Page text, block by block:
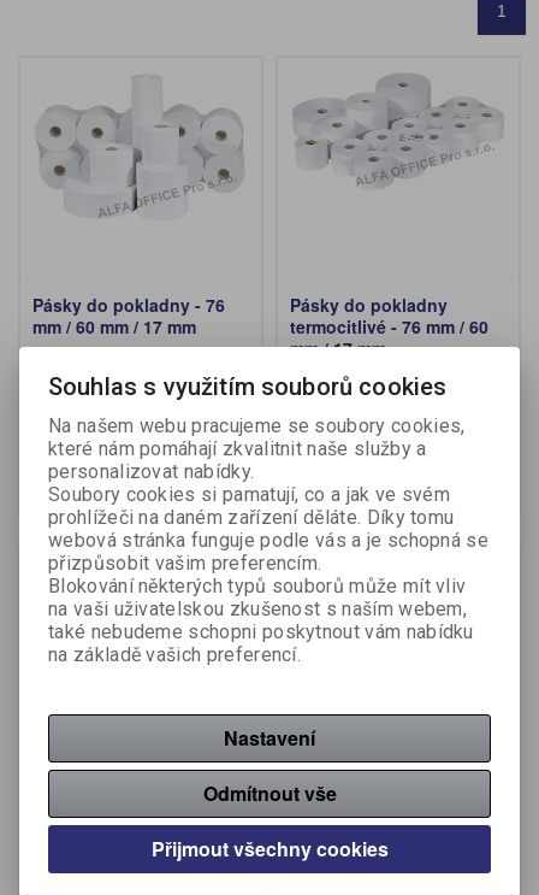
1
Pásky do pokladny - 76
mm / 60 mm / 17 mm
Katalogové číslo:
111720
Počet v balení:10 ks
17,60 Kč (bez DPH:)
Koupit
Pásky do pokladny
termocitlivé - 76 mm / 60
mm / 17 mm
Katalogové číslo:
Počet v balení:10 ks
24,50 Kč (bez DPH:)
termocitlivé - 80 mm / 70
Katalogové číslo:
111670
Pásky do pokladny
termocitlivé - 80 mm / 80
mm / 12 mm
Katalogové číslo:
Souhlas s využitím souborů cookies
Na našem webu pracujeme se soubory cookies,
které nám pomáhají zkvalitnit naše služby a
personalizovat nabídky.
Soubory cookies si pamatují, co a jak ve svém
prohlížeči na daném zařízení děláte. Díky tomu
webová stránka funguje podle vás a je schopná se
přizpůsobit vašim preferencím.
Blokování některých typů souborů může mít vliv
na vaši uživatelskou zkušenost s naším webem,
také nebudeme schopni poskytnout vám nabídku
na základě vašich preferencí.
Nastavení
Odmítnout vše
Přijmout všechny cookies